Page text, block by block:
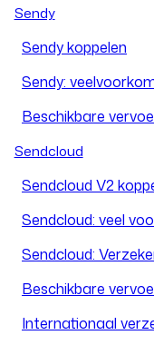
Sendy
Sendy koppelen
Sendy:
Beschikbare
Sendcloud
Sendcloud V2
Sendcloud: veel
Sendcloud:
Beschikbare
Internationaal